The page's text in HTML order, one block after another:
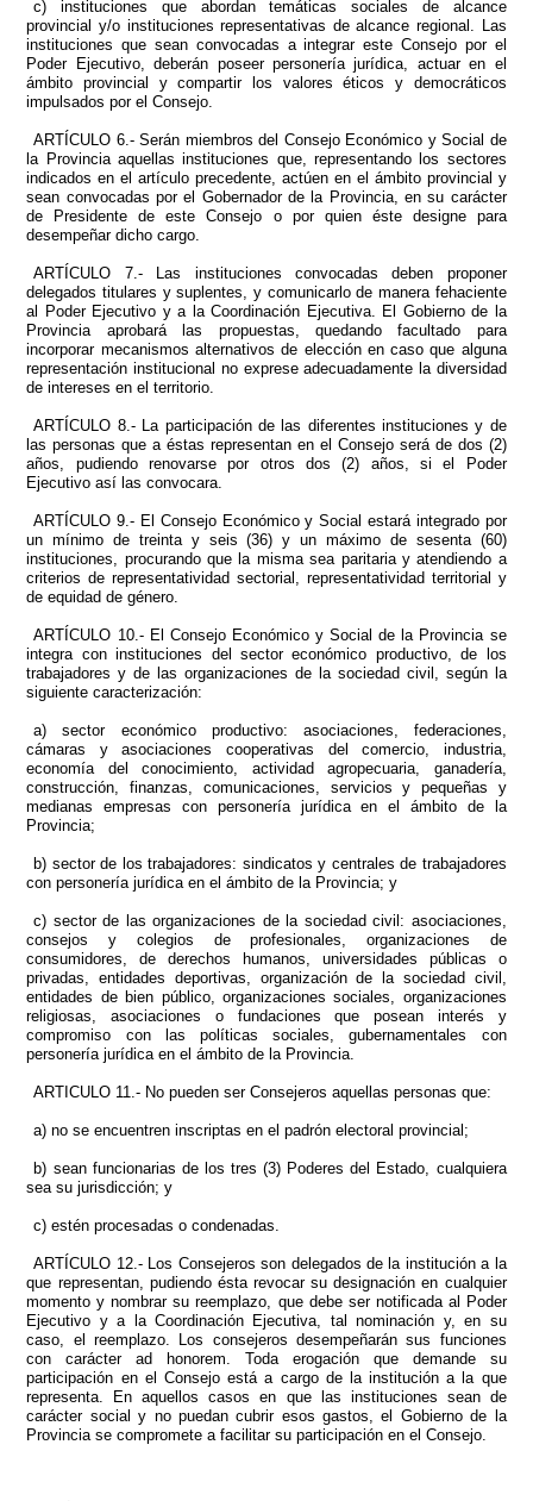
c) instituciones que abordan temáticas sociales de alcance
provincial y/o instituciones representativas de alcance regional. Las
instituciones que sean convocadas a integrar este Consejo por el
Poder Ejecutivo, deberán poseer personería jurídica, actuar en el
ámbito provincial y compartir los valores éticos y democráticos
impulsados por el Consejo.
ARTÍCULO 6.- Serán miembros del Consejo Económico y Social de
la Provincia aquellas instituciones que, representando los sectores
indicados en el artículo precedente, actúen en el ámbito provincial y
sean convocadas por el Gobernador de la Provincia, en su carácter
de Presidente de este Consejo o por quien éste designe para
desempeñar dicho cargo.
ARTÍCULO 7.- Las instituciones convocadas deben proponer
delegados titulares y suplentes, y comunicarlo de manera fehaciente
al Poder Ejecutivo y a la Coordinación Ejecutiva. El Gobierno de la
Provincia aprobará las propuestas, quedando facultado para
incorporar mecanismos alternativos de elección en caso que alguna
representación institucional no exprese adecuadamente la diversidad
de intereses en el territorio.
ARTÍCULO 8.- La participación de las diferentes instituciones y de
las personas que a éstas representan en el Consejo será de dos (2)
años, pudiendo renovarse por otros dos (2) años, si el Poder
Ejecutivo así las convocara.
ARTÍCULO 9.- El Consejo Económico y Social estará integrado por
un mínimo de treinta y seis (36) y un máximo de sesenta (60)
instituciones, procurando que la misma sea paritaria y atendiendo a
criterios de representatividad sectorial, representatividad territorial y
de equidad de género.
ARTÍCULO 10.- El Consejo Económico y Social de la Provincia se
integra con instituciones del sector económico productivo, de los
trabajadores y de las organizaciones de la sociedad civil, según la
siguiente caracterización:
a) sector económico productivo: asociaciones, federaciones,
cámaras y asociaciones cooperativas del comercio, industria,
economía del conocimiento, actividad agropecuaria, ganadería,
construcción, finanzas, comunicaciones, servicios y pequeñas y
medianas empresas con personería jurídica en el ámbito de la
Provincia;
b) sector de los trabajadores: sindicatos y centrales de trabajadores
con personería jurídica en el ámbito de la Provincia; y
c) sector de las organizaciones de la sociedad civil: asociaciones,
consejos y colegios de profesionales, organizaciones de
consumidores, de derechos humanos, universidades públicas o
privadas, entidades deportivas, organización de la sociedad civil,
entidades de bien público, organizaciones sociales, organizaciones
religiosas, asociaciones o fundaciones que posean interés y
compromiso con las políticas sociales, gubernamentales con
personería jurídica en el ámbito de la Provincia.
ARTICULO 11.- No pueden ser Consejeros aquellas personas que:
a) no se encuentren inscriptas en el padrón electoral provincial;
b) sean funcionarias de los tres (3) Poderes del Estado, cualquiera
sea su jurisdicción; y
c) estén procesadas o condenadas.
ARTÍCULO 12.- Los Consejeros son delegados de la institución a la
que representan, pudiendo ésta revocar su designación en cualquier
momento y nombrar su reemplazo, que debe ser notificada al Poder
Ejecutivo y a la Coordinación Ejecutiva, tal nominación y, en su
caso, el reemplazo. Los consejeros desempeñarán sus funciones
con carácter ad honorem. Toda erogación que demande su
participación en el Consejo está a cargo de la institución a la que
representa. En aquellos casos en que las instituciones sean de
carácter social y no puedan cubrir esos gastos, el Gobierno de la
Provincia se compromete a facilitar su participación en el Consejo.